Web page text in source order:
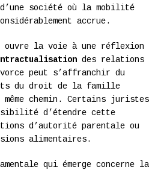
société où la mobilité
accrue.
ouvre la voie à une réflexion
des relations
peut s’affranchir du
du droit de la famille
chemin. Certains juristes
d’étendre cette
d’autorité parentale ou
alimentaires.
qui émerge concerne la